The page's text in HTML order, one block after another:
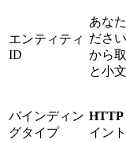
エンティティ
ID
あな
ださ
から
と小
バインディン
グタイプ
HTTP
イン